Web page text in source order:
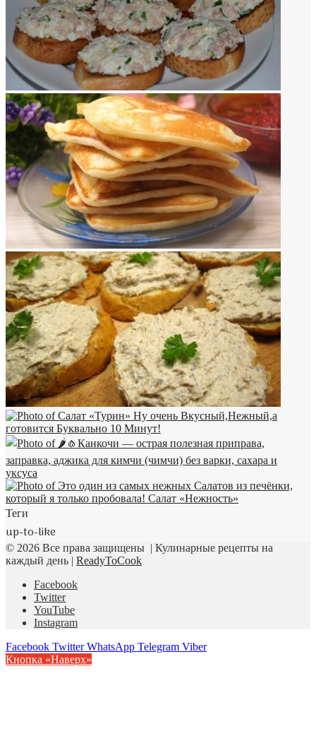
Теги
up-to-like
© 2026 Все права защищены | Кулинарные рецепты на
каждый день | ReadyToCook
Facebook
Twitter
YouTube
Instagram
Facebook Twitter WhatsApp Telegram Viber
Кнопка «Наверх»